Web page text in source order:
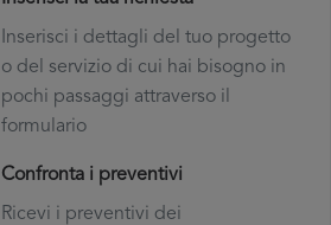
Inserisci i dettagli del tuo progetto
o del servizio di cui hai bisogno in
pochi passaggi attraverso il
formulario
Confronta i preventivi
Ricevi i preventivi dei